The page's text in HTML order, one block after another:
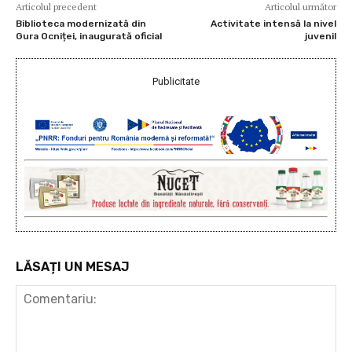
Articolul precedent
Biblioteca modernizată din
Gura Ocniței, inaugurată oficial
Articolul următor
Activitate intensă la nivel
juvenil
Publicitate
LĂSAȚI UN MESAJ